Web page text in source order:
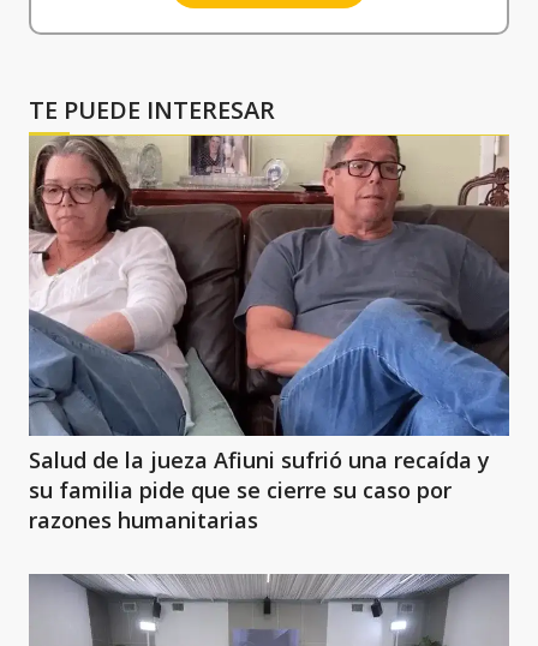
TE PUEDE INTERESAR
Salud de la jueza Afiuni sufrió una recaída y
su familia pide que se cierre su caso por
razones humanitarias